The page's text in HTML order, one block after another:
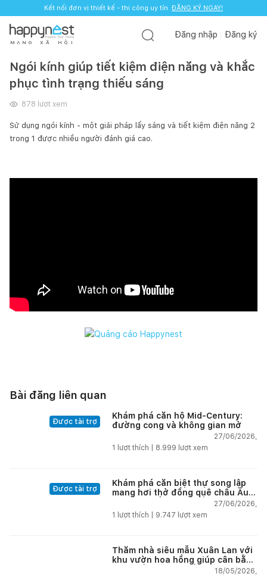
Kết nối đơn vị thiết kế - thi công uy tín. ĐĂNG KÝ NGAY!
M Ạ N G X Ã H Ộ I
Đăng nhập Đăng ký
Ngói kính giúp tiết kiệm điện năng và khắc
phục tình trạng thiếu sáng
878 lượt xem
Sử dụng ngói kính - một giải pháp lấy sáng và tiết kiệm điện năng 2
trong 1 được nhiều người đánh giá cao.
Bài đăng liên quan
Được tài trợ
Khám phá căn hộ Mid-Century:
đường cong và không gian mở
27/06/2026,
1
lượt thích | 8.999 lượt xem
Được tài trợ
Khám phá căn biệt thự song lập
mang hơi thở đồng quê châu Âu
tại vùng biển đẹp nhất Nha Trang
27/06/2026,
1
lượt thích | 9.747 lượt xem
Thăm nhà siêu mẫu Xuân Lan với
khu vườn hoa hồng giúp cân bằng
18/05/2026,